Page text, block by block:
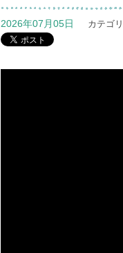
2026年07月05日 カテゴ